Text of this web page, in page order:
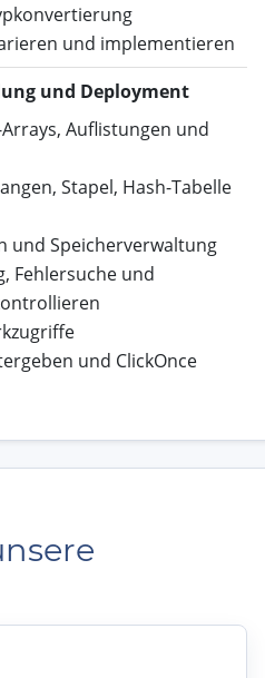
und implementieren
und Deployment
Auflistungen und
Stapel, Hash-Tabelle
und Speicherverwaltung
Fehlersuche und
und ClickOnce